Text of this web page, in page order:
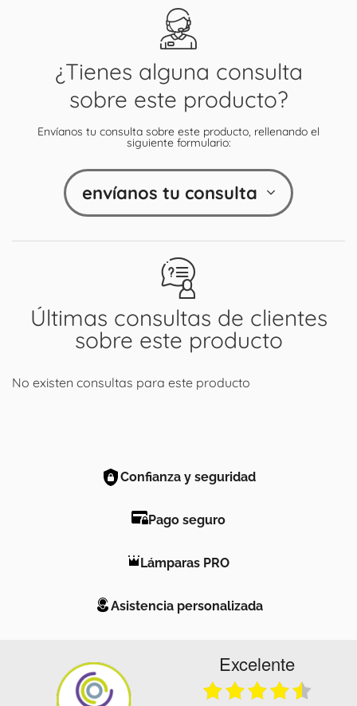
Últimas consultas de clientes
sobre este producto
No existen consultas para este producto
¿Tienes alguna consulta
sobre este producto?
Envíanos tu consulta sobre este producto, rellenando el
siguiente formulario:
envíanos tu consulta
Confianza y seguridad
Pago seguro
Lámparas PRO
Asistencia personalizada
Excelente